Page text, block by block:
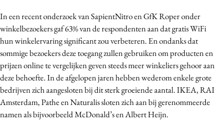
Effectiviteit
Gedragsverandering
Influencer marketing
Interne communicatie
Martech
Media
Merkstrategie
In een recent onderzoek van SapientNitro en GfK Roper onder
winkelbezoekers gaf 63% van de respondenten aan dat gratis WiFi
hun winkelervaring significant zou verbeteren. En ondanks dat
sommige bezoekers deze toegang zullen gebruiken om producten en
prijzen online te vergelijken geven steeds meer winkeliers gehoor aan
deze behoefte. In de afgelopen jaren hebben wederom enkele grote
bedrijven zich aangesloten bij dit sterk groeiende aantal. IKEA, RAI
Amsterdam, Pathe en Naturalis sloten zich aan bij gerenommeerde
namen als bijvoorbeeld McDonald’s en Albert Heijn.